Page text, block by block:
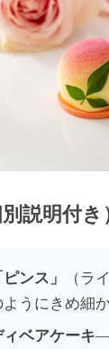
説明付き
ンス」
（ラ
うにきめ細
ベアケーキ—